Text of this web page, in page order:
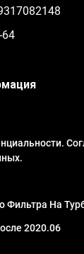
64
Фильтра На
2020.06